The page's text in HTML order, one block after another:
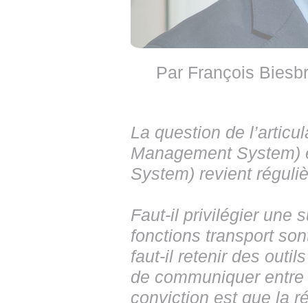
Par François
La question de
Management System)
System) revient
Faut-il privilégier une
fonctions transport
faut-il retenir des
de communiquer
conviction est que la